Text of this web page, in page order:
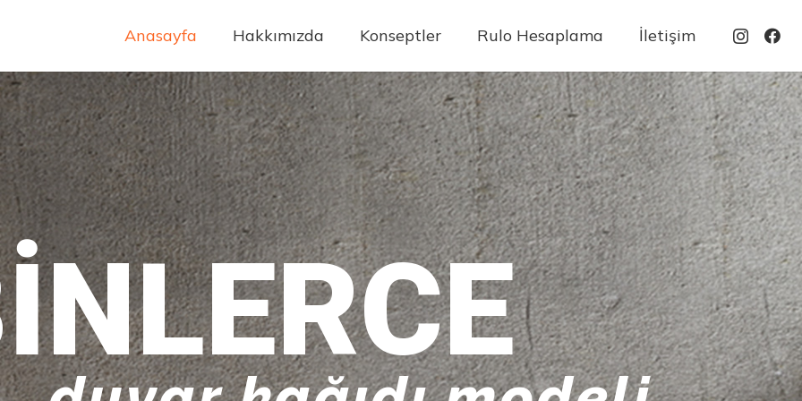
Anasayfa Hakkımızda Konseptler Rulo Hesaplama İletişim